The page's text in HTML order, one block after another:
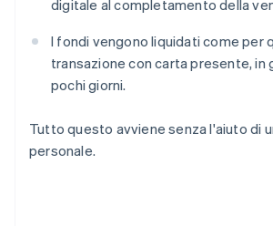
digitale al completamento della
I fondi vengono liquidati come per
transazione con carta presente, in
pochi giorni.
Tutto questo avviene senza l'aiuto di
personale.